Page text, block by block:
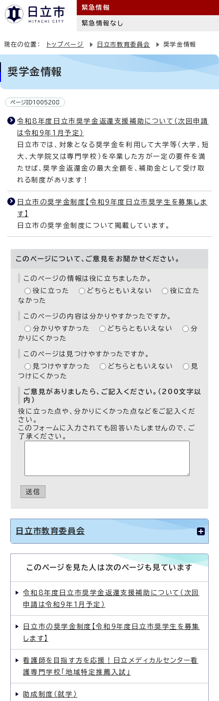
緊急情報
緊急情報なし
現在の位置： トップページ 日立市教育委員会 奨学金情報
奨学金情報
ページID1005208
令和8年度日立市奨学金返還支援補助について（次回申請
は令和9年1月予定）
日立市では、対象となる奨学金を利用して大学等（大学、短
大、大学院又は専門学校）を卒業した方が一定の要件を満
たせば、奨学金返還金の最大全額を、補助金として受け取
れる制度があります！
日立市の奨学金制度【令和9年度日立市奨学生を募集しま
す】
日立市の奨学金制度について掲載しています。
このページについて、ご意見をお聞かせください。
このページの情報は役に立ちましたか。
役に立った
どちらともいえない
役に立た
なかった
このページの内容は分かりやすかったですか。
分かりやすかった
どちらともいえない
分
かりにくかった
このページは見つけやすかったですか。
見つけやすかった
どちらともいえない
見
つけにくかった
ご意見がありましたら、ご記入ください。（200文字以
内）
役に立った点や、分かりにくかった点などをご記入くだ
さい。
このフォームに入力されても回答いたしませんので、ご
了承ください。
送信
日立市教育委員会
このページを見た人は次のページも見ています
令和8年度日立市奨学金返還支援補助について（次回
申請は令和9年1月予定）
日立市の奨学金制度【令和9年度日立市奨学生を募集
します】
看護師を目指す方を応援！日立メディカルセンター看
護専門学校「地域特定推薦入試」
助成制度（就学）